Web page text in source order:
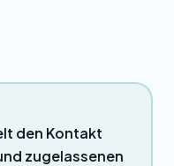
den Kontakt
zugelassenen